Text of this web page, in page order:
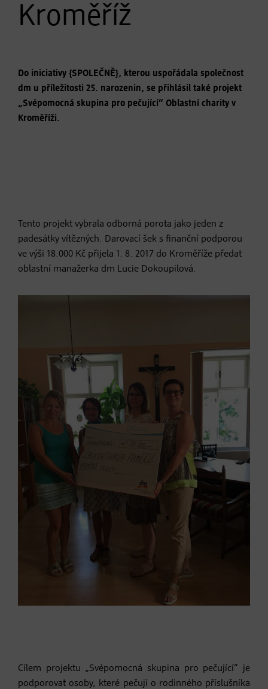
Kroměříž
Do iniciativy {SPOLEČNĚ}, kterou uspořádala společnost
dm u příležitosti 25. narozenin, se přihlásil také projekt
„Svépomocná skupina pro pečující“ Oblastní charity v
Kroměříži.
Tento projekt vybrala odborná porota jako jeden z
padesátky vítězných. Darovací šek s finanční podporou
ve výši 18.000 Kč přijela 1. 8. 2017 do Kroměříže předat
oblastní manažerka dm Lucie Dokoupilová.
Cílem projektu „Svépomocná skupina pro pečující“ je
podporovat osoby, které pečují o rodinného příslušníka